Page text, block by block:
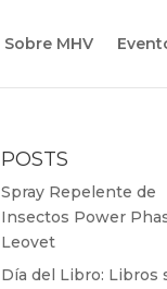
Sobre MHV
POSTS
Spray Repelente de
Insectos Power
Leovet
Día del Libro: Libros